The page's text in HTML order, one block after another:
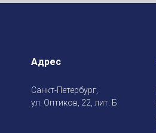
Адрес
Санкт-Петербург,
ул. Оптиков, 22, лит. Б